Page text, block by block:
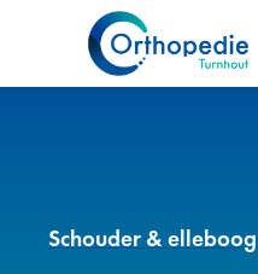
Schouder & elleboog